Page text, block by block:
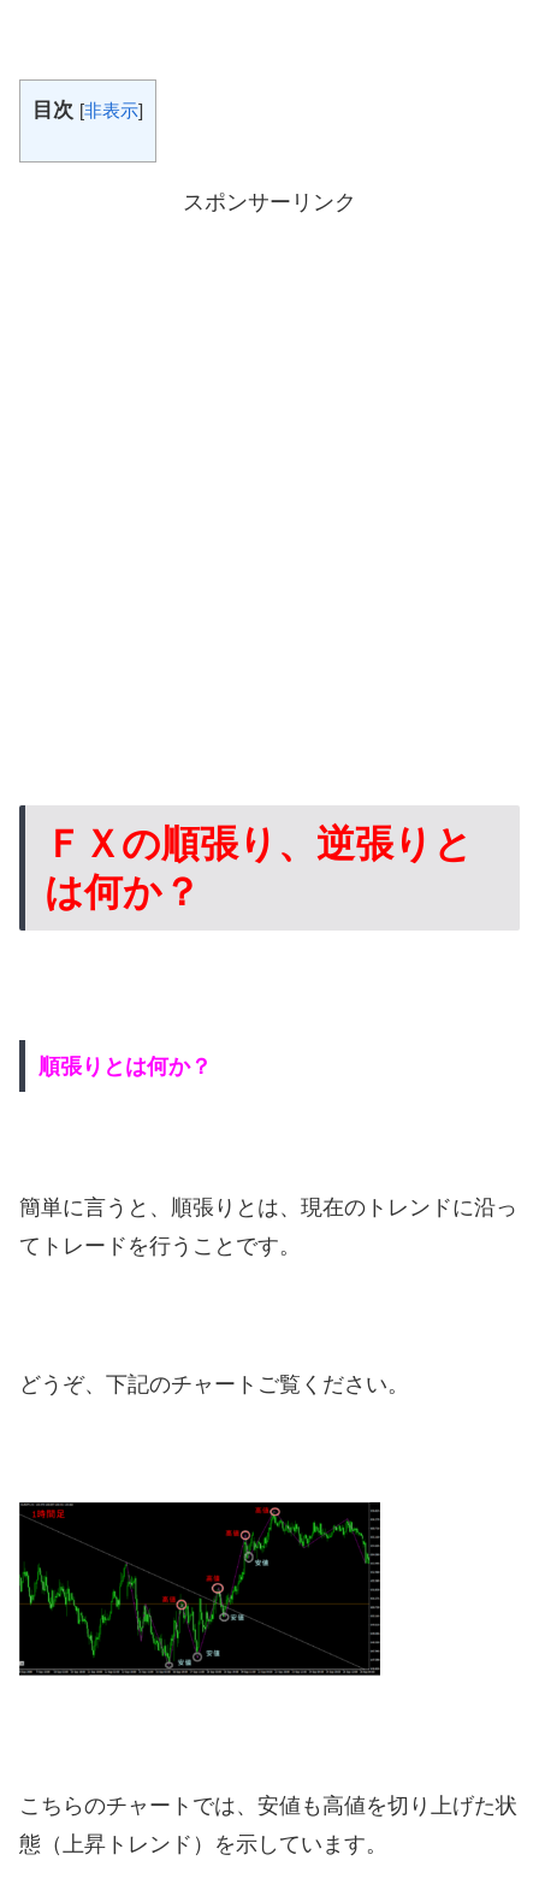
目次 [非表示]
スポンサーリンク
ＦＸの順張り、逆張りと
は何か？
順張りとは何か？
簡単に言うと、順張りとは、現在のトレンドに沿っ
てトレードを行うことです。
どうぞ、下記のチャートご覧ください。
こちらのチャートでは、安値も高値を切り上げた状
態（上昇トレンド）を示しています。